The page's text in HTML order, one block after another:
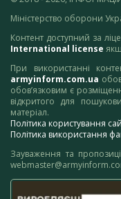
Міністерство оборони
Контент доступний за
International license
При використанні
armyinform.com.ua
обов’язковим є
відкритого для
матеріал.
Політика користування
Політика використання
Зауваження та